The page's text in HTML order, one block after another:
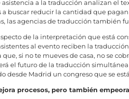
asistencia a la traducción analizan el
a buscar reducir la cantidad que
las agencias de traducción también
de la interpretación que está
al evento reciben la
que, si no te mueves de casa, no se
el futuro de la traducción
desde Madrid un congreso que se
procesos, pero también